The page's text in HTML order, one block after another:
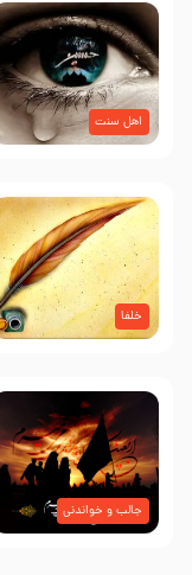
اهل سنت
خلفا
جالب و خواندنی